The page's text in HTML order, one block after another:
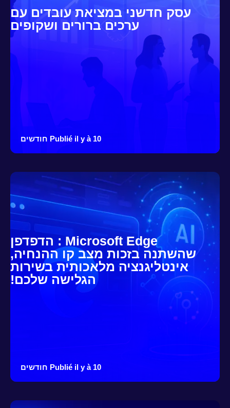
עסק חדשני במציאת עובדים עם
ערכים ברורים ושקופים
Publié il y à 10 חודשים
Microsoft Edge : הדפדפן
שהשתנה בזכות מצב קו ההנחיה,
אינטליגנציה מלאכותית בשירות
הגלישה שלכם!
Publié il y à 10 חודשים